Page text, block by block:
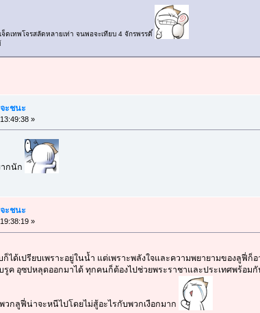
ดเทพโจรสลัดหลายเท่า จนพอจะเทียบ 4 จักรพรรดิ์
ะชนะ
»
กนัก
ะชนะ
»
ก็ได้เปรียบเพราะอยู่ในน้ำ แต่เพราะพลังใจและความพยายามของลูฟี่
ค อุซปหลุดออกมาได้ ทุกคนก็ต้องไปช่วยพระราชาและประเทศพร้อม
กลูฟี่น่าจะหนีไปโดยไม่สู้อะไรกับพวกเงือกมาก